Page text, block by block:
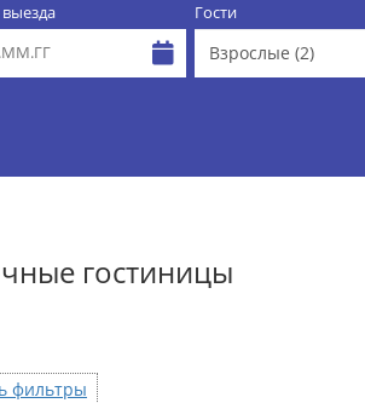
Гости
Взрослые (2)
гостиницы
фильтры